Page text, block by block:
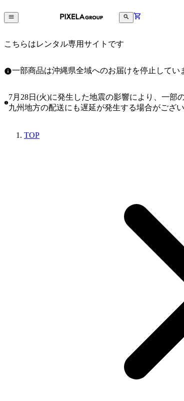
こちらはレンタル専用サイトです
一部商品は沖縄県全域へのお届けを停止してい
7月28日(火)に発生した地震の影響により、一部
九州地方の配送にも遅延が発生する場合がござ
TOP